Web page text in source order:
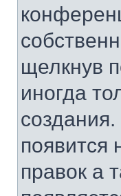
щелкнув
иногда
появится
правок а